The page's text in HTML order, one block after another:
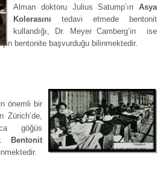
Alman doktoru Julius Satump’ın Asya
Kolerasını tedavi etmede bentonit
kullandığı, Dr. Meyer Camberg’in ise
bentonite başvurduğu bilinmektedir.
önemli bir
Zürich’de,
göğüs
Bentonit